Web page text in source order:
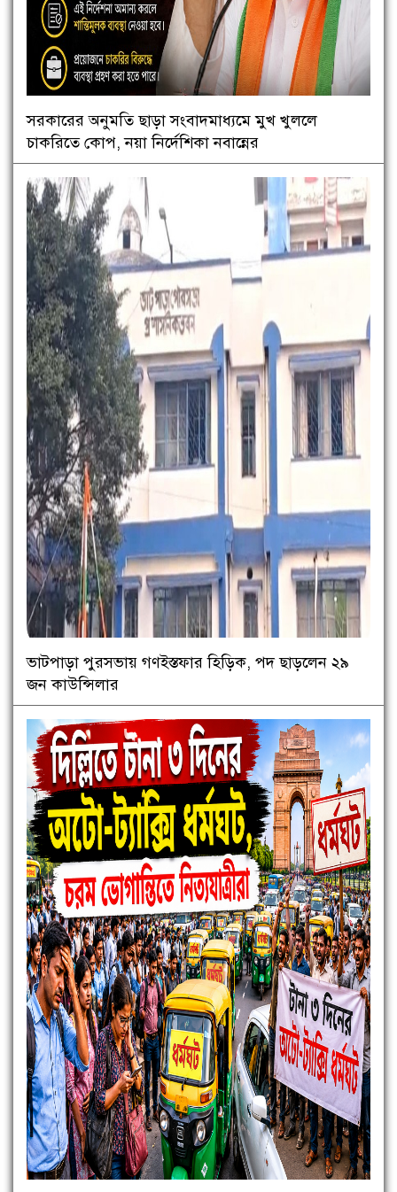
সরকারের অনুমতি ছাড়া সংবাদমাধ্যমে মুখ খুললে
চাকরিতে কোপ, নয়া নির্দেশিকা নবান্নের
ভাটপাড়া পুরসভায় গণইস্তফার হিড়িক, পদ ছাড়লেন ২৯
জন কাউন্সিলার